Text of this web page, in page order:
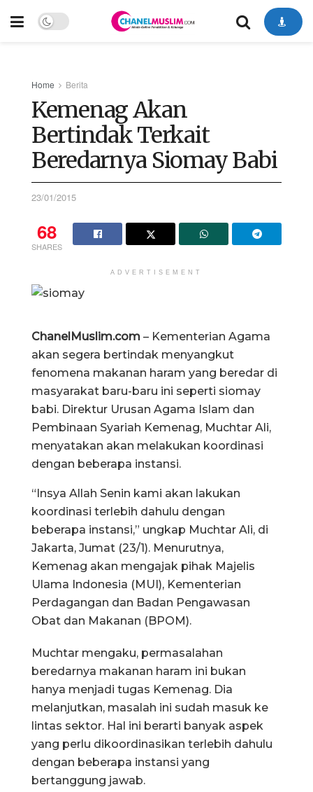
Home Berita
Kemenag Akan
Bertindak Terkait
Beredarnya Siomay Babi
23/01/2015
68
SHARES
ADVERTISEMENT
ChanelMuslim.com – Kementerian Agama
akan segera bertindak menyangkut
fenomena makanan haram yang beredar di
masyarakat baru-baru ini seperti siomay
babi. Direktur Urusan Agama Islam dan
Pembinaan Syariah Kemenag, Muchtar Ali,
menyatakan akan melakukan koordinasi
dengan beberapa instansi.
“Insya Allah Senin kami akan lakukan
koordinasi terlebih dahulu dengan
beberapa instansi,” ungkap Muchtar Ali, di
Jakarta, Jumat (23/1). Menurutnya,
Kemenag akan mengajak pihak Majelis
Ulama Indonesia (MUI), Kementerian
Perdagangan dan Badan Pengawasan
Obat dan Makanan (BPOM).
Muchtar mengaku, permasalahan
beredarnya makanan haram ini bukan
hanya menjadi tugas Kemenag. Dia
melanjutkan, masalah ini sudah masuk ke
lintas sektor. Hal ini berarti banyak aspek
yang perlu dikoordinasikan terlebih dahulu
dengan beberapa instansi yang
bertanggung jawab.